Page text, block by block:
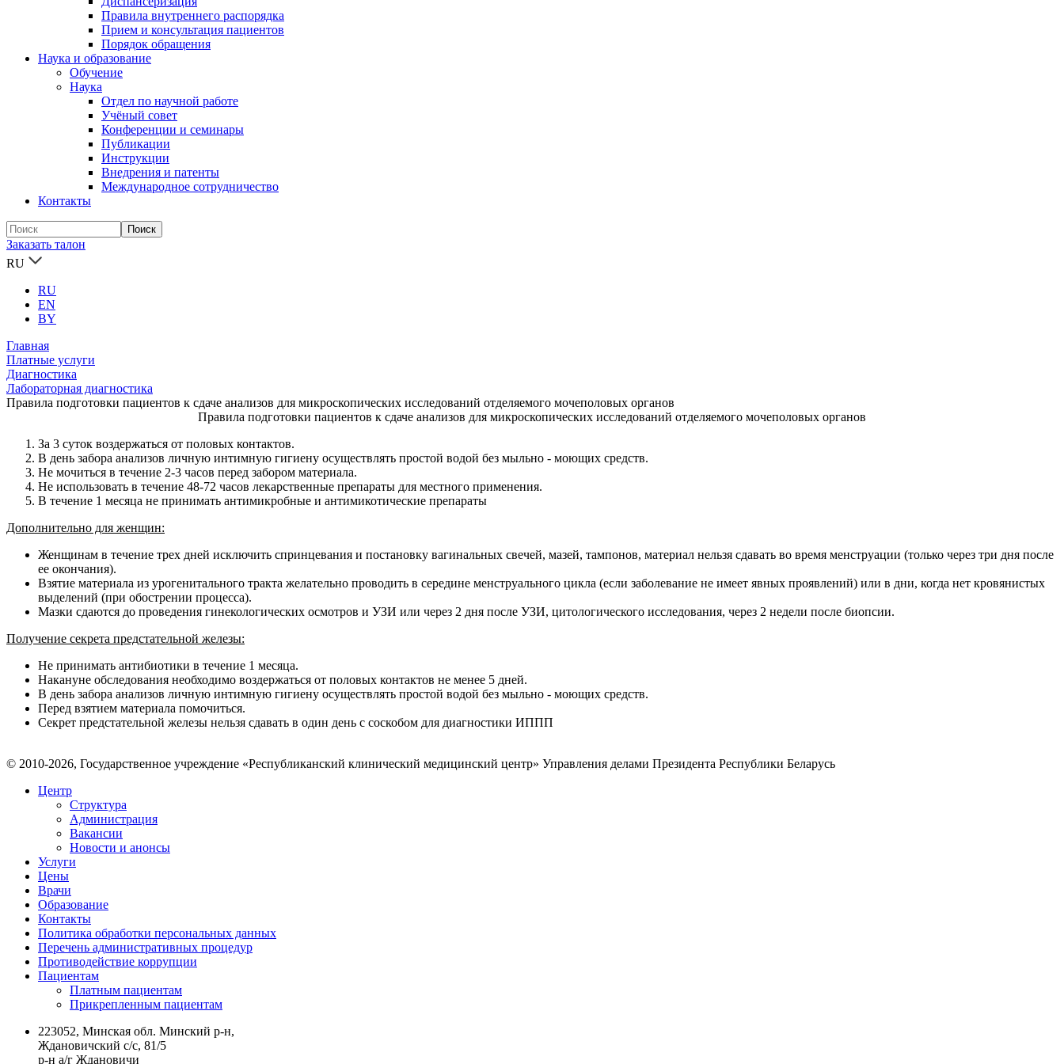
Правила внутреннего распорядка
Прием и консультация пациентов
Порядок обращения
Наука и образование
Обучение
Наука
Отдел по научной работе
Учёный совет
Конференции и семинары
Публикации
Инструкции
Внедрения и патенты
Международное сотрудничество
Контакты
Заказать талон
RU
RU
EN
BY
Главная
Платные услуги
Диагностика
Лабораторная диагностика
Правила подготовки пациентов к сдаче анализов для микроскопических исследований отделяемого мочеполовых органов
Правила подготовки пациентов к сдаче анализов для микроскопических исследований отделяемого мочеполовых органов
За 3 суток воздержаться от половых контактов.
В день забора анализов личную интимную гигиену осуществлять простой водой без мыльно - моющих средств.
Не мочиться в течение 2-3 часов перед забором материала.
Не использовать в течение 48-72 часов лекарственные препараты для местного применения.
В течение 1 месяца не принимать антимикробные и антимикотические препараты
Дополнительно для женщин:
Женщинам в течение трех дней исключить спринцевания и постановку вагинальных свечей, мазей, тампонов, материал нельзя сдавать во время менструации (только через три дня после
ее окончания).
Взятие материала из урогенитального тракта желательно проводить в середине менструального цикла (если заболевание не имеет явных проявлений) или в дни, когда нет кровянистых
выделений (при обострении процесса).
Мазки сдаются до проведения гинекологических осмотров и УЗИ или через 2 дня после УЗИ, цитологического исследования, через 2 недели после биопсии.
Получение секрета предстательной железы:
Не принимать антибиотики в течение 1 месяца.
Накануне обследования необходимо воздержаться от половых контактов не менее 5 дней.
В день забора анализов личную интимную гигиену осуществлять простой водой без мыльно - моющих средств.
Перед взятием материала помочиться.
Секрет предстательной железы нельзя сдавать в один день с соскобом для диагностики ИППП
© 2010-2026, Государственное учреждение «Республиканский клинический медицинский центр» Управления делами Президента Республики Беларусь
Центр
Структура
Администрация
Вакансии
Новости и анонсы
Услуги
Цены
Врачи
Образование
Контакты
Политика обработки персональных данных
Перечень административных процедур
Противодействие коррупции
Пациентам
Платным пациентам
Прикрепленным пациентам
223052, Минская обл. Минский р-н,
Ждановичский с/с, 81/5
р-н а/г Ждановичи